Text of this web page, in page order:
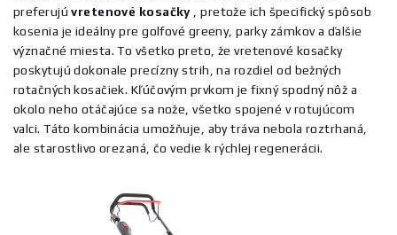
preferujúvretenové kosačky, pretože ich špecifický spôsob
kosenia je ideálny pre golfové greeny, parky zámkov a ďalšie
význačné miesta. To všetko preto, že vretenové kosačky
poskytujú dokonale precízny strih, na rozdiel od bežných
rotačných kosačiek. Kľúčovým prvkom je fixný spodný nôž a
okolo neho otáčajúce sa nože, všetko spojené v rotujúcom
valci. Táto kombinácia umožňuje, aby tráva nebola roztrhaná,
ale starostlivo orezaná, čo vedie k rýchlej regenerácii.